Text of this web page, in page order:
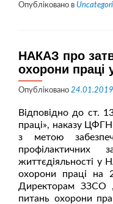
Опубліковано в
НАКАЗ про
охорони праці
Опубліковано 24.01.2019
Відповідно до ст.
праці», наказу
з метою
профілактичних
життєдіяльності у
охорони праці на
Директорам ЗЗСО
питань охорони